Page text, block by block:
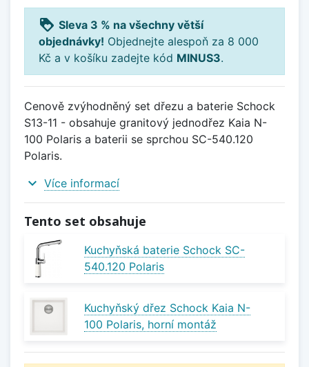
loyalty Sleva 3 % na všechny větší
objednávky! Objednejte alespoň za 8 000
Kč a v košíku zadejte kód MINUS3.
Cenově zvýhodněný set dřezu a baterie Schock
S13-11 - obsahuje granitový jednodřez Kaia N-
100 Polaris a baterii se sprchou SC-540.120
Polaris.
expand_more Více informací
Tento set obsahuje
Kuchyňská baterie Schock SC-
540.120 Polaris
Kuchyňský dřez Schock Kaia N-
100 Polaris, horní montáž